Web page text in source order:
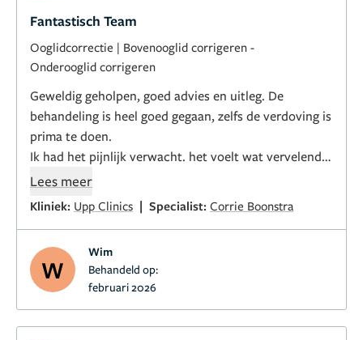
Fantastisch Team
Ooglidcorrectie | Bovenooglid corrigeren -
Onderooglid corrigeren
Geweldig geholpen, goed advies en uitleg. De
behandeling is heel goed gegaan, zelfs de verdoving is
prima te doen.
Ik had het pijnlijk verwacht. het voelt wat vervelend
maar zeker niet pijnlijk. Diegene die nog twijfelt of
bang is, nergens voor nodig!
Lees meer
Kliniek: Upp Clinics | Specialist: Corrie Boonstra
W
Wim
Behandeld op:
februari 2026